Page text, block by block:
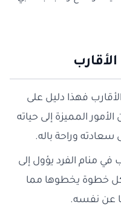
فهذا دليل على
المميزة إلى حياته
سعادته وراحة باله.
منام الفرد يؤول إلى
كل خطوة يخطوها مما
عن نفسه.